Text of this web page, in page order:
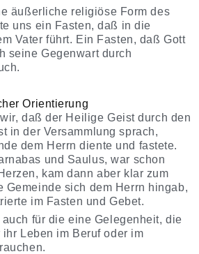
äußerliche religiöse Form des
uns ein Fasten, daß in die
Vater führt. Ein Fasten, daß Gott
seine Gegenwart durch
Orientierung
daß der Heilige Geist durch den
in der Versammlung sprach,
dem Herrn diente und fastete.
und Saulus, war schon
kam dann aber klar zum
Gemeinde sich dem Herrn hingab,
im Fasten und Gebet.
für die eine Gelegenheit, die
Leben im Beruf oder im